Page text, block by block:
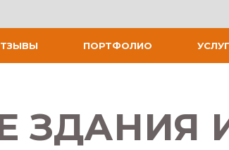
ПОРТФОЛИО
ЗДАНИЯ